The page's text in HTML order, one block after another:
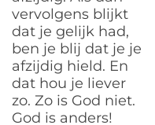
vervolgens blijkt
dat je gelijk had,
ben je blij dat je je
afzijdig hield. En
dat hou je liever
zo. Zo is God niet.
God is anders!